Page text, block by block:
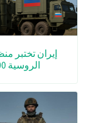
إيران تختبر
الروسية S-400 لأول مرة